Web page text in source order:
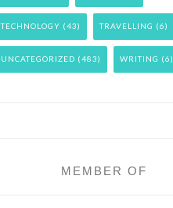
TECHNOLOGY (43) TRAVELLING (6)
UNCATEGORIZED (483) WRITING (6)
MEMBER OF